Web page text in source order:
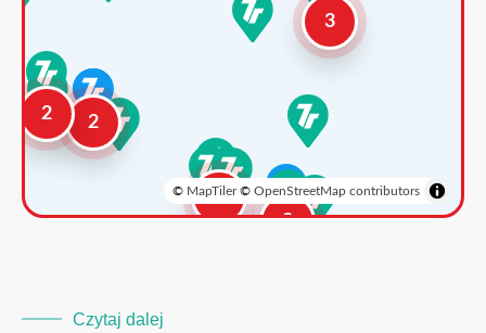
2
2
3
2
3
© MapTiler© OpenStreetMap contributors
Czytaj dalej